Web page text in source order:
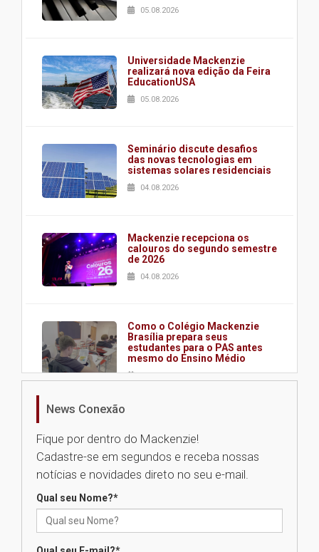
05.08.2026
Universidade Mackenzie
realizará nova edição da Feira
EducationUSA
05.08.2026
Seminário discute desafios
das novas tecnologias em
sistemas solares residenciais
04.08.2026
Mackenzie recepciona os
calouros do segundo semestre
de 2026
04.08.2026
Como o Colégio Mackenzie
Brasília prepara seus
estudantes para o PAS antes
mesmo do Ensino Médio
04.08.2026
na educação dos filhos além da
escola
04.08.2026
docentes para debater
News Conexão
Fique por dentro do Mackenzie!
Cadastre-se em segundos e receba nossas
notícias e novidades direto no seu e-mail.
Qual seu Nome?*